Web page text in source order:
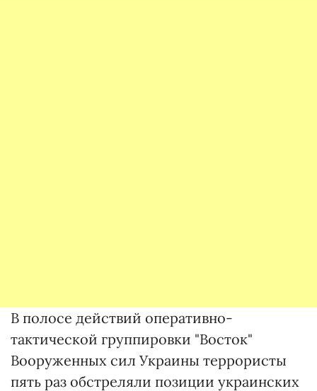
В полосе действий оперативно-
тактической группировки "Восток"
Вооруженных сил Украины террористы
пять раз обстреляли позиции украинских